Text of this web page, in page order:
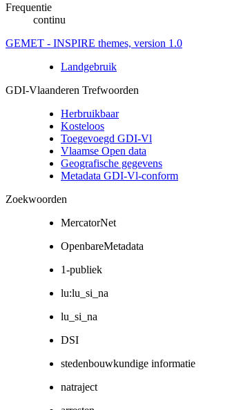
Frequentie
continu
GEMET - INSPIRE themes, version 1.0
Landgebruik
GDI-Vlaanderen Trefwoorden
Herbruikbaar
Kosteloos
Toegevoegd GDI-Vl
Vlaamse Open data
Geografische gegevens
Metadata GDI-Vl-conform
Zoekwoorden
MercatorNet
OpenbareMetadata
1-publiek
lu:lu_si_na
lu_si_na
DSI
stedenbouwkundige informatie
natraject